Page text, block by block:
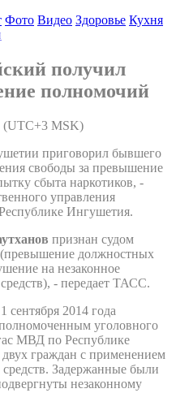
Фото Видео Здоровье Кухня
получил
полномочий
(UTC+3 MSK)
приговорил бывшего
свободы за превышение
сбыта наркотиков, -
управления
Ингушетия.
признан судом
должностных
на незаконное
- передает ТАСС.
сентября 2014 года
уголовного
МВД по Республике
граждан с применением
Задержанные были
незаконному